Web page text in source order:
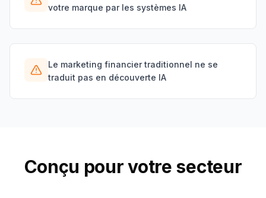
votre marque par les systèmes IA
Le marketing financier traditionnel ne se
traduit pas en découverte IA
Conçu pour votre secteur